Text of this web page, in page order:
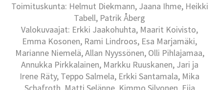
Toimituskunta: Helmut Diekmann, Jaana Ihme, Heikki
Tabell, Patrik Åberg
Valokuvaajat: Erkki Jaakohuhta, Maarit Koivisto,
Emma Kosonen, Rami Lindroos, Esa Marjamäki,
Marianne Niemelä, Allan Nyyssönen, Olli Pihlajamaa,
Annukka Pirkkalainen, Markku Ruuskanen, Jari ja
Irene Räty, Teppo Salmela, Erkki Santamala, Mika